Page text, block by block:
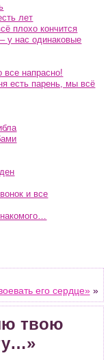
лет
плохо кончится
у нас одинаковые
напрасно!
есть парень, мы всё
и все
его сердце»»
твою